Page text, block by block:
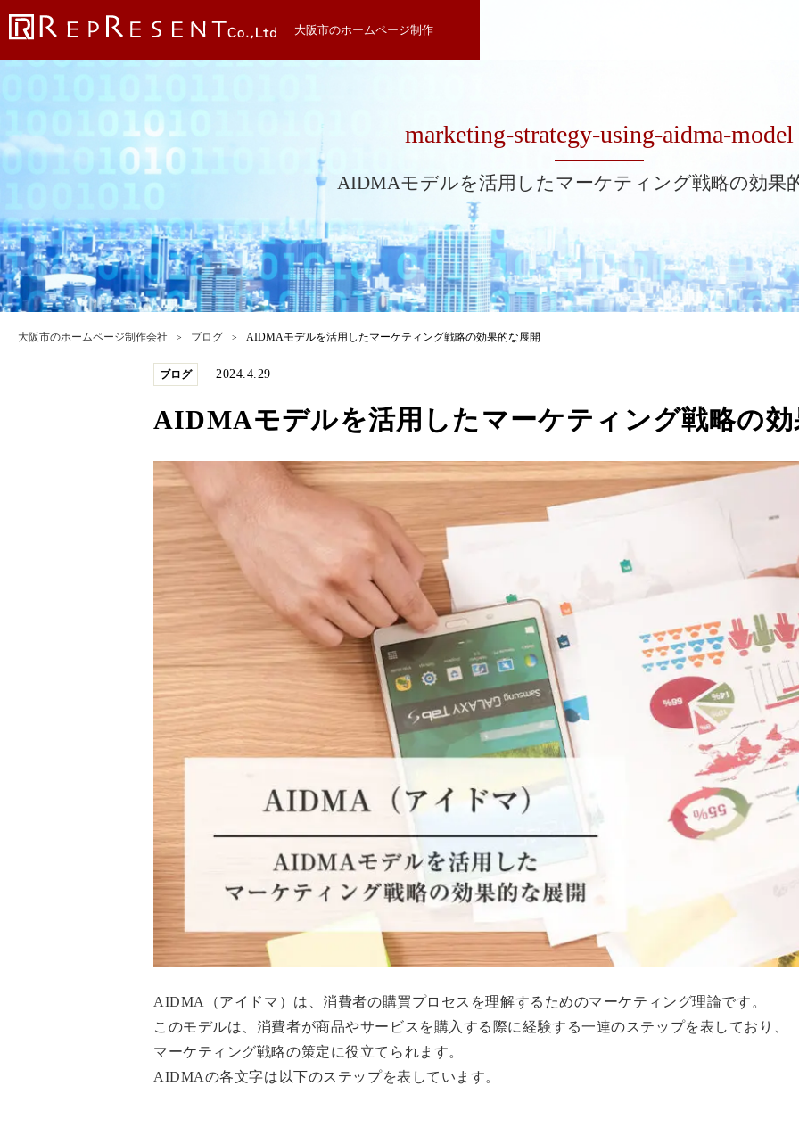
大阪市のホームページ制作
marketing-strategy-using-aidma-model
AIDMAモデルを活用したマーケティング戦略の効果
大阪市のホームページ制作会社 ブログ AIDMAモデルを活用したマーケティング戦略の効果的な展開
ブログ 2024.4.29
AIDMAモデルを活用したマーケティング戦略の効
AIDMA（アイドマ）は、消費者の購買プロセスを理解するためのマーケティング理論です。
このモデルは、消費者が商品やサービスを購入する際に経験する一連のステップを表しており、
マーケティング戦略の策定に役立てられます。
AIDMAの各文字は以下のステップを表しています。